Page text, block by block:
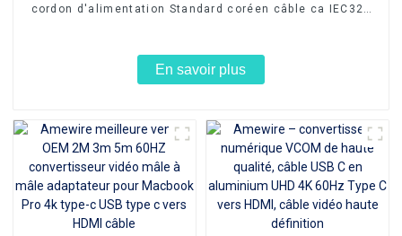
cordon d'alimentation Standard coréen câble ca IEC320
En savoir plus